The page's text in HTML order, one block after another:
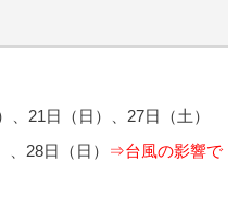
、21日（日）、27日（土）
28日（日）
⇒台風の影響で